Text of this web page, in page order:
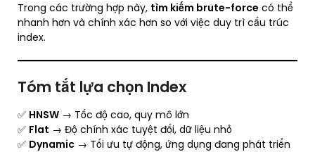
Trong các trường hợp này, tìm kiếm brute-force có thể
nhanh hơn và chính xác hơn so với việc duy trì cấu trúc
index.
Tóm tắt lựa chọn Index
✅ HNSW → Tốc độ cao, quy mô lớn
✅ Flat → Độ chính xác tuyệt đối, dữ liệu nhỏ
✅ Dynamic → Tối ưu tự động, ứng dụng đang phát triển